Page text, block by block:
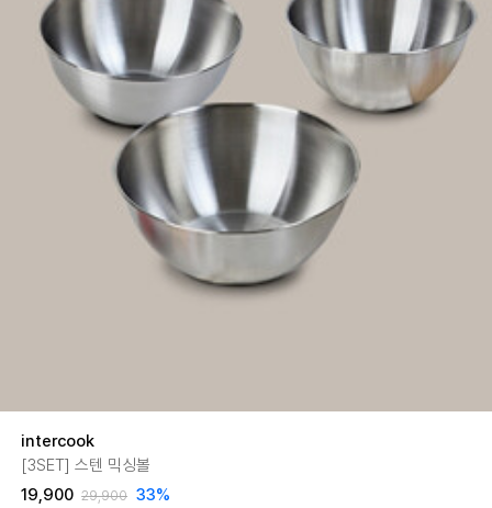
intercook
[3SET] 스텐 믹싱볼
19,900 29,900 33%